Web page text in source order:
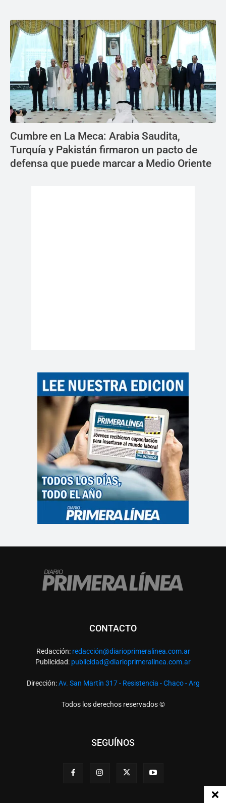
Cumbre en La Meca: Arabia Saudita,
Turquía y Pakistán firmaron un pacto de
defensa que puede marcar a Medio Oriente
CONTACTO
Redacción: redacción@diarioprimeralinea.com.ar
Publicidad: publicidad@diarioprimeralinea.com.ar
Dirección:Av. San Martín 317 - Resistencia - Chaco - Arg
Todos los derechos reservados ©
SEGUÍNOS